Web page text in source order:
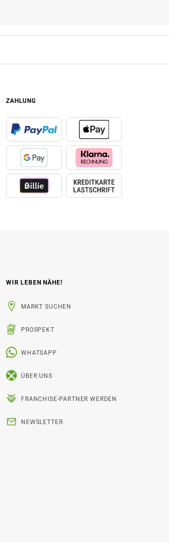
ZAHLUNG
WIR LEBEN NÄHE!
MARKT SUCHEN
PROSPEKT
WHATSAPP
ÜBER UNS
FRANCHISE-PARTNER WERDEN
NEWSLETTER